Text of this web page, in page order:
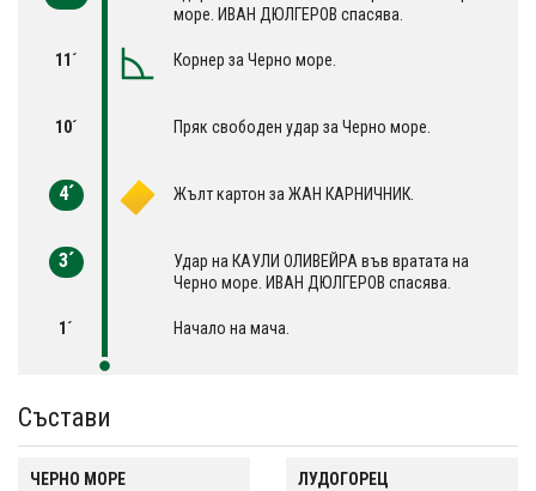
море. ИВАН ДЮЛГЕРОВ спасява.
11´ Корнер за Черно море.
10´ Пряк свободен удар за Черно море.
4´ Жълт картон за ЖАН КАРНИЧНИК.
3´
Удар на КАУЛИ ОЛИВЕЙРА във вратата на
Черно море. ИВАН ДЮЛГЕРОВ спасява.
1´ Начало на мача.
Състави
ЧЕРНО МОРЕ ЛУДОГОРЕЦ